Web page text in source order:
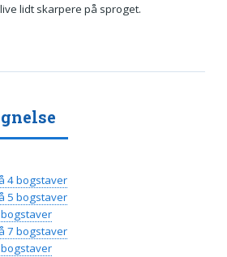
lidt skarpere på sproget.
4 bogstaver
5 bogstaver
7 bogstaver